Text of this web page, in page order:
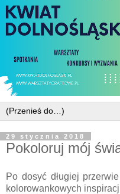
29 stycznia 2018
Pokoloruj mój
Po dosyć długiej
kolorowankowych